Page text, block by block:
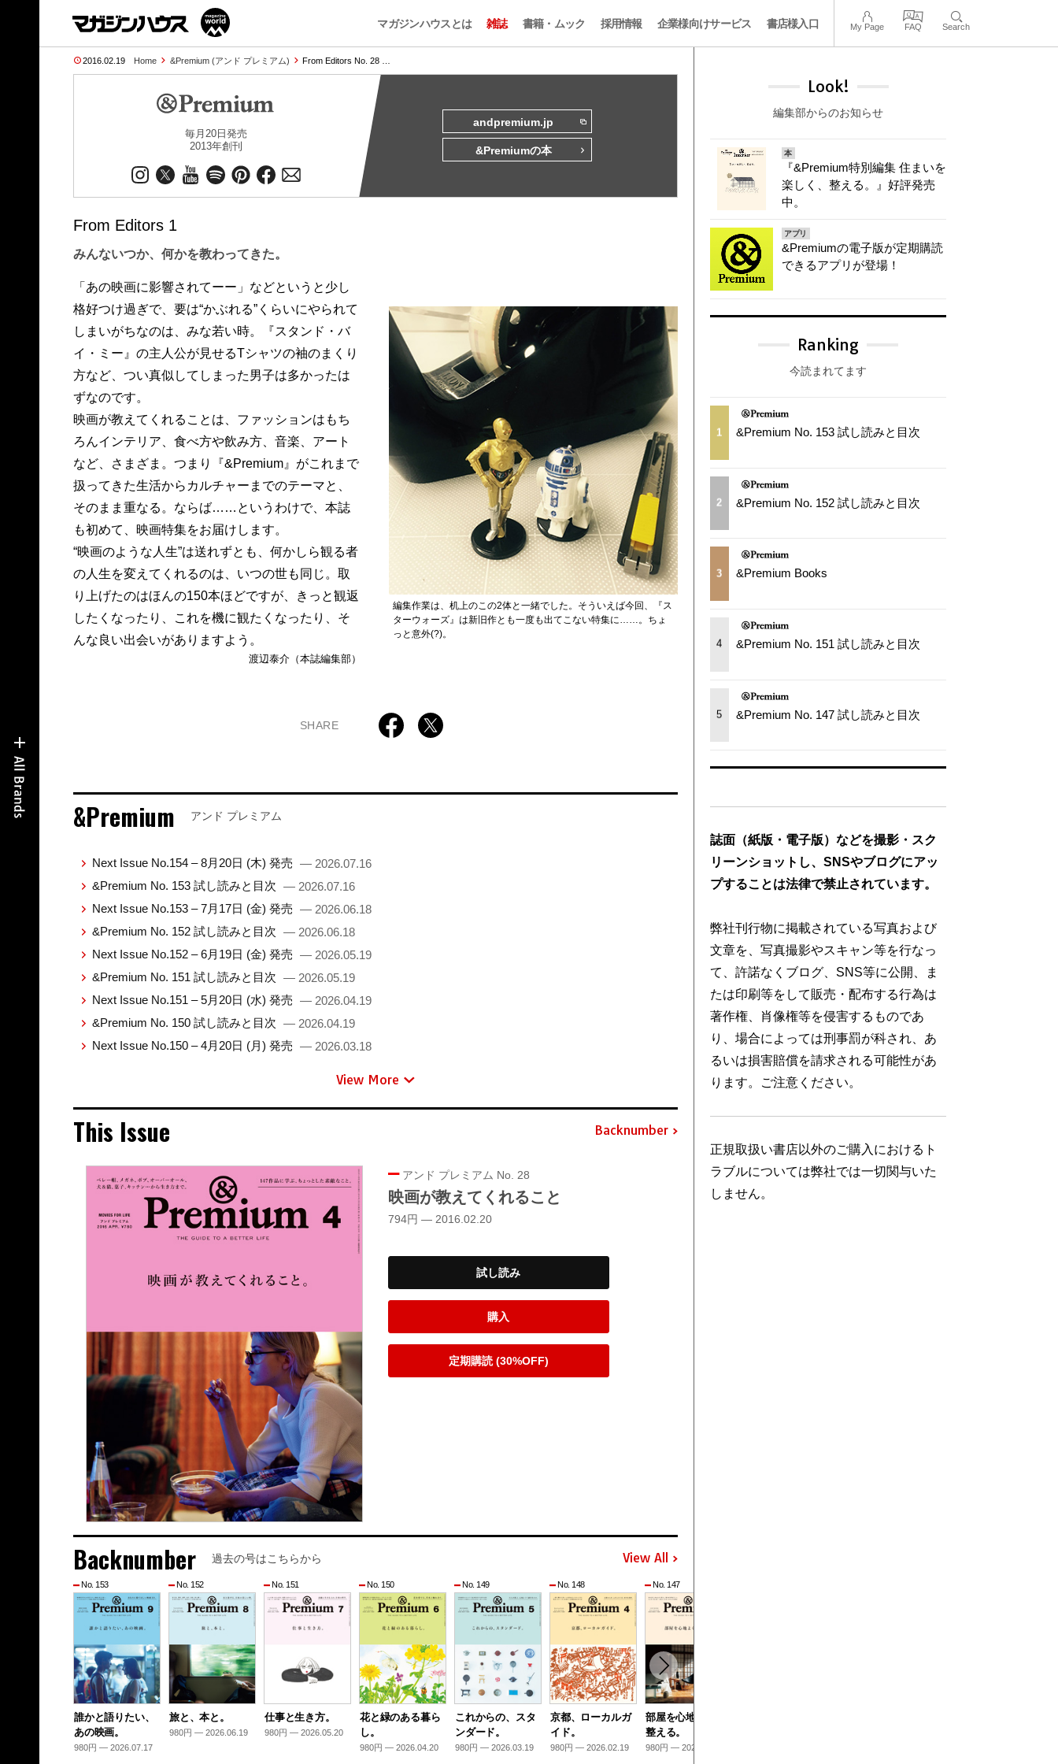
マガジンハウスとは 雑誌 書籍・ムック 採用情報 企業様向けサービス 書店様入口 My Page FAQ Search
2016.02.19 Home &Premium (アンド プレミアム) From Editors No. 28 …
毎月20日発売
2013年創刊
andpremium.jp
&Premiumの本
From Editors 1
みんないつか、何かを教わってきた。
「あの映画に影響されてーー」などというと少し
格好つけ過ぎで、要は“かぶれる”くらいにやられて
しまいがちなのは、みな若い時。『スタンド・バ
イ・ミー』の主人公が見せるTシャツの袖のまくり
方など、つい真似してしまった男子は多かったは
ずなのです。
映画が教えてくれることは、ファッションはもち
ろんインテリア、食べ方や飲み方、音楽、アート
など、さまざま。つまり『&Premium』がこれまで
扱ってきた生活からカルチャーまでのテーマと、
そのまま重なる。ならば……というわけで、本誌
も初めて、映画特集をお届けします。
“映画のような人生”は送れずとも、何かしら観る者
の人生を変えてくれるのは、いつの世も同じ。取
り上げたのはほんの150本ほどですが、きっと観返
したくなったり、これを機に観たくなったり、そ
んな良い出会いがありますよう。
渡辺泰介（本誌編集部）
編集作業は、机上のこの2体と一緒でした。そういえば今回、『ス
ターウォーズ』は新旧作とも一度も出てこない特集に……。ちょ
っと意外(?)。
SHARE
&Premium アンド プレミアム
Next Issue No.154 – 8月20日 (木) 発売 — 2026.07.16
&Premium No. 153 試し読みと目次 — 2026.07.16
Next Issue No.153 – 7月17日 (金) 発売 — 2026.06.18
&Premium No. 152 試し読みと目次 — 2026.06.18
Next Issue No.152 – 6月19日 (金) 発売 — 2026.05.19
&Premium No. 151 試し読みと目次 — 2026.05.19
Next Issue No.151 – 5月20日 (水) 発売 — 2026.04.19
&Premium No. 150 試し読みと目次 — 2026.04.19
Next Issue No.150 – 4月20日 (月) 発売 — 2026.03.18
View More
This Issue Backnumber
アンド プレミアム No. 28
映画が教えてくれること
794円 — 2016.02.20
試し読み
購入
定期購読 (30%OFF)
Backnumber 過去の号はこちらから View All
No. 153
誰かと語りたい、
あの映画。
980円 — 2026.07.17
No. 152
旅と、本と。
980円 — 2026.06.19
No. 151
仕事と生き方。
980円 — 2026.05.20
No. 150
花と緑のある暮ら
し。
980円 — 2026.04.20
No. 149
これからの、スタ
ンダード。
980円 — 2026.03.19
No. 148
京都、ローカルガ
イド。
980円 — 2026.02.19
No. 147
部屋を心地よく、
整える。
980円 — 2026.01.20
Look!
編集部からのお知らせ
本
『&Premium特別編集 住まいを
楽しく、整える。』好評発売
中。
アプリ
&Premiumの電子版が定期購読
できるアプリが登場！
Ranking
今読まれてます
1 &Premium No. 153 試し読みと目次
2 &Premium No. 152 試し読みと目次
3 &Premium Books
4 &Premium No. 151 試し読みと目次
5 &Premium No. 147 試し読みと目次
誌面（紙版・電子版）などを撮影・スク
リーンショットし、SNSやブログにアッ
プすることは法律で禁止されています。
弊社刊行物に掲載されている写真および
文章を、写真撮影やスキャン等を行なっ
て、許諾なくブログ、SNS等に公開、ま
たは印刷等をして販売・配布する行為は
著作権、肖像権等を侵害するものであ
り、場合によっては刑事罰が科され、あ
るいは損害賠償を請求される可能性があ
ります。ご注意ください。
正規取扱い書店以外のご購入におけるト
ラブルについては弊社では一切関与いた
しません。